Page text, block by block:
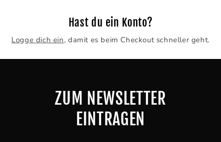
Hast du ein Konto?
Logge dich ein, damit es beim Checkout schneller geht.
ZUM NEWSLETTER
EINTRAGEN